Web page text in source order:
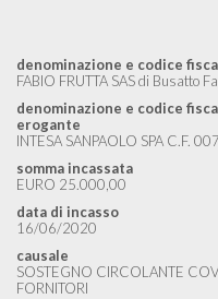
denominazione e codice
FABIO FRUTTA SAS di Busatto
denominazione e codice
erogante
INTESA SANPAOLO SPA C.F.
somma incassata
EURO 25.000,00
data di incasso
16/06/2020
causale
SOSTEGNO CIRCOLANTE
FORNITORI